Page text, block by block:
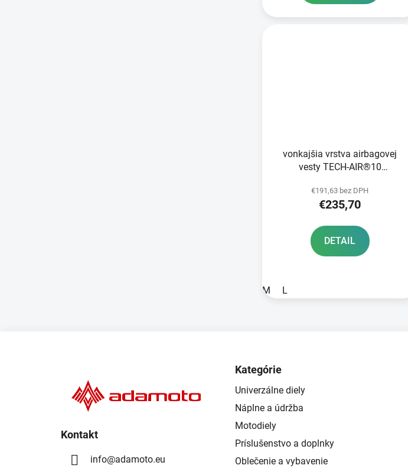
vonkajšia vrstva airbagovej
vesty TECH-AIR®10
červená/sivá štandardné
prevedenie s krátkou nohavicou
€191,63 bez DPH
€235,70
DETAIL
M L
Kontakt
info@adamoto.eu
Kategórie
Univerzálne diely
Náplne a údržba
Motodiely
Príslušenstvo a doplnky
Oblečenie a vybavenie